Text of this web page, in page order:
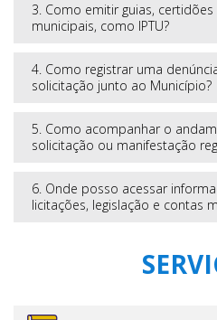
3. Como emitir guias,
municipais, como IPTU?
4. Como registrar uma
solicitação junto ao Município?
5. Como acompanhar o
solicitação ou manifestação
6. Onde posso acessar
licitações, legislação e contas